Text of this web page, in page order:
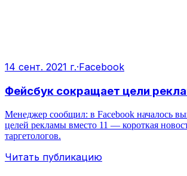
14 сент. 2021 г.·Facebook
Фейсбук сокращает цели
Менеджер сообщил: в Facebook началось
целей рекламы вместо 11 — короткая
таргетологов.
Читать публикацию